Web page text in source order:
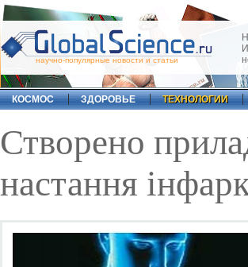
научно-популярные новости и статьи
КОСМОС ЗДОРОВЬЕ ТЕХНОЛОГИИ
Створено
настання